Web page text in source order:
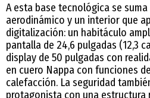
A esta base tecnológica se
aerodinámico y un interior que
digitalización: un habitáculo
pantalla de 24,6 pulgadas (12,3
display de 50 pulgadas con
en cuero Nappa con funciones
calefacción. La seguridad
protagonista con una estructura